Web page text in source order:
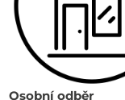
Osobní odběr